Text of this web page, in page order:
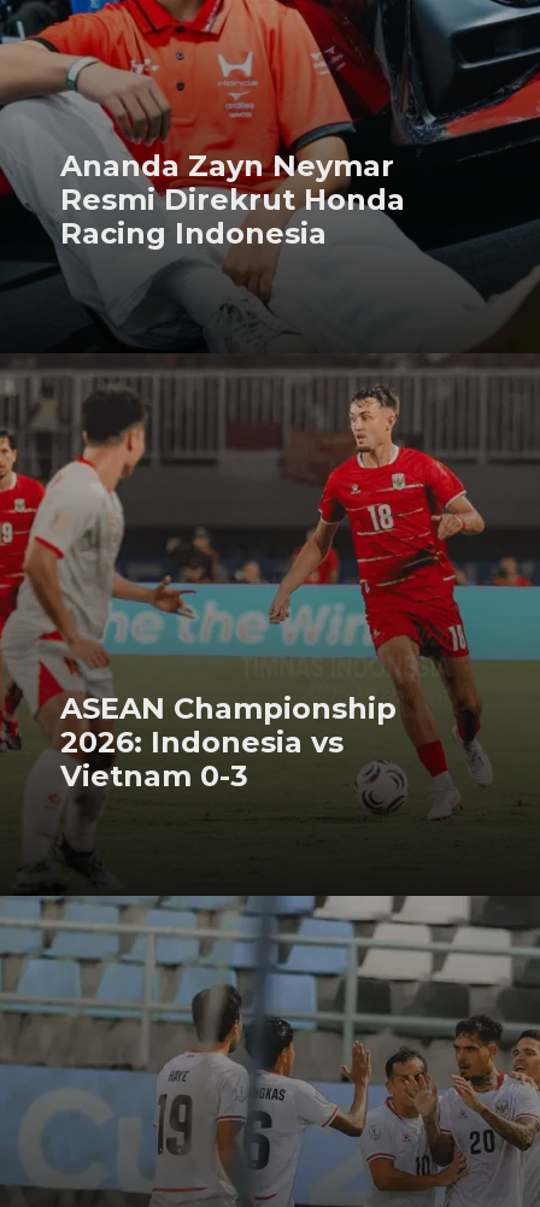
Ananda Zayn Neymar
Resmi Direkrut Honda
Racing Indonesia
ASEAN Championship
2026: Indonesia vs
Vietnam 0-3